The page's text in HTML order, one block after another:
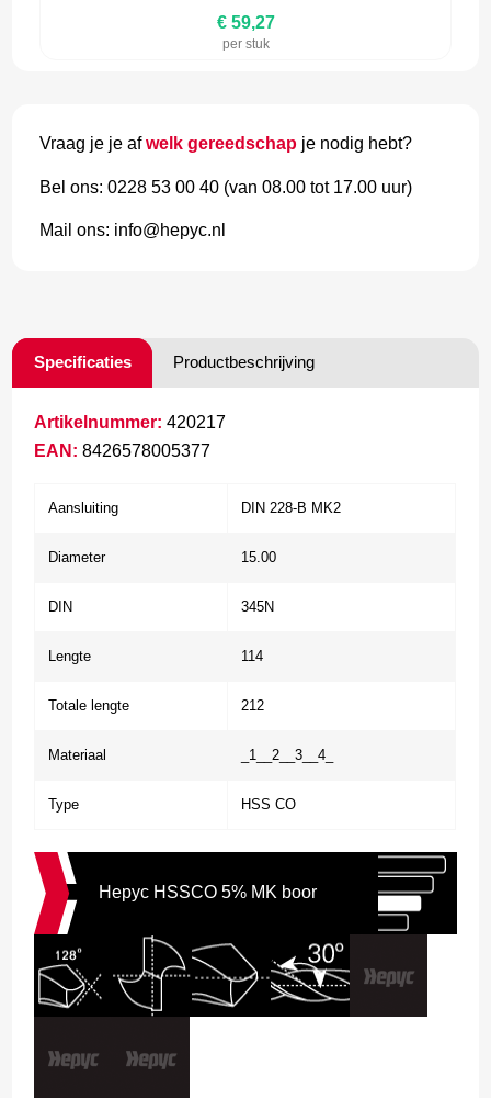
€ 59,27
per stuk
Vraag je je afwelk gereedschap je nodig hebt?
Bel ons: 0228 53 00 40 (van 08.00 tot 17.00 uur)
Mail ons: info@hepyc.nl
Specificaties Productbeschrijving
Artikelnummer: 420217
EAN: 8426578005377
Aansluiting DIN 228-B MK2
Diameter 15.00
DIN 345N
Lengte 114
Totale lengte 212
Materiaal _1__2__3__4_
Type HSS CO
Hepyc HSSCO 5% MK boor